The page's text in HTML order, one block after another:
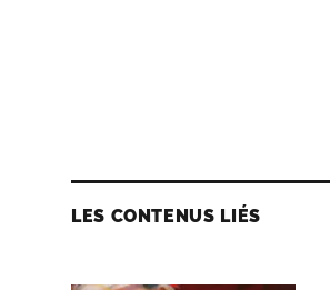
LES CONTENUS LIÉS